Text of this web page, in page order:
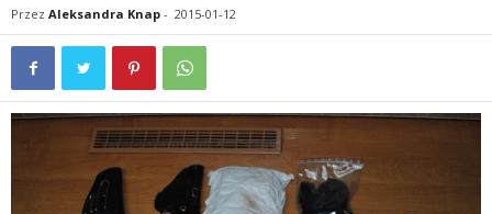
Przez Aleksandra Knap - 2015-01-12